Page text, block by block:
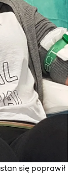
się poprawił